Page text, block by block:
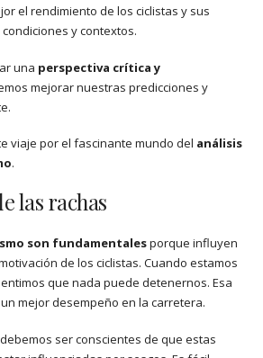
el rendimiento de los ciclistas y sus
y contextos.
una perspectiva crítica y
mejorar nuestras predicciones y
viaje por el fascinante mundo del análisis
.
las rachas
son fundamentalesporque influyen
de los ciclistas. Cuando estamos
que nada puede detenernos. Esa
mejor desempeño en la carretera.
ser conscientes de que estas